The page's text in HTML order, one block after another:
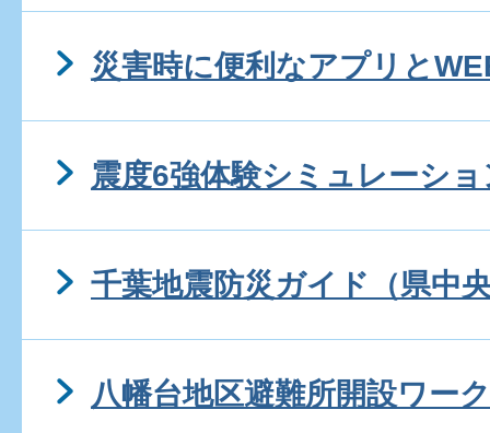
災害時に便利なアプリと
震度6強体験シミュレーショ
千葉地震防災ガイド（県中
八幡台地区避難所開設ワー